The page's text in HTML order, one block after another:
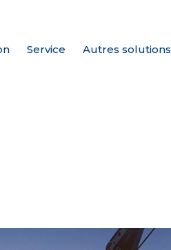
Service Autres solutions